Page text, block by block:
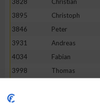
3895
Christoph
3846
Peter
3931
Andreas
4034
Fabian
3998
Thomas
3858